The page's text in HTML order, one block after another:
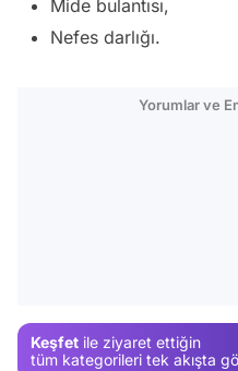
Mide bulantısı,
Nefes darlığı.
Yorumlar ve
Keşfet ile ziyaret ettiğin
tüm kategorileri tek akışta